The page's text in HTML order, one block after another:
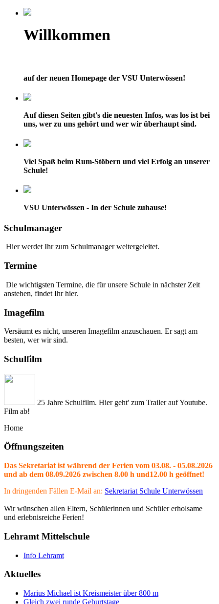
Willkommen
auf der neuen Homepage der VSU Unterwössen!
Auf diesen Seiten gibt's die neuesten Infos, was los ist bei
uns, wer zu uns gehört und wer wir überhaupt sind.
Viel Spaß beim Rum-Stöbern und viel Erfolg an unserer
Schule!
VSU Unterwössen - In der Schule zuhause!
Schulmanager
Hier werdet Ihr zum Schulmanager weitergeleitet.
Termine
Die wichtigsten Termine, die für unsere Schule in nächster Zeit
anstehen, findet Ihr hier.
Imagefilm
Versäumt es nicht, unseren Imagefilm anzuschauen. Er sagt am
besten, wer wir sind.
Schulfilm
25 Jahre Schulfilm. Hier geht' zum Trailer auf Youtube.
Film ab!
Home
Öffnungszeiten
Das Sekretariat ist während der Ferien vom 03.08. - 05.08.2026
und ab dem 08.09.2026 zwischen 8.00 h und12.00 h geöffnet!
In dringenden Fällen E-Mail an: Sekretariat Schule Unterwössen
Wir wünschen allen Eltern, Schülerinnen und Schüler erholsame
und erlebnisreiche Ferien!
Lehramt Mittelschule
Info Lehramt
Aktuelles
Marius Michael ist Kreismeister über 800 m
Gleich zwei runde Geburtstage